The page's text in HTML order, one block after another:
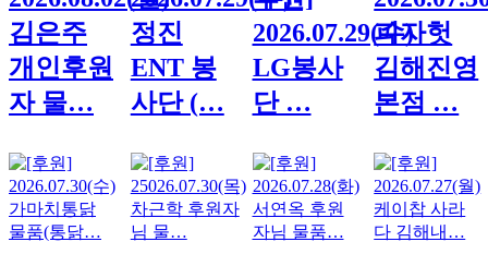
김은주
개인후원
자 물…
정진
ENT 봉
사단 (…
2026.07.29(수)
LG봉사
단 …
피자헛
김해진영
본점 …